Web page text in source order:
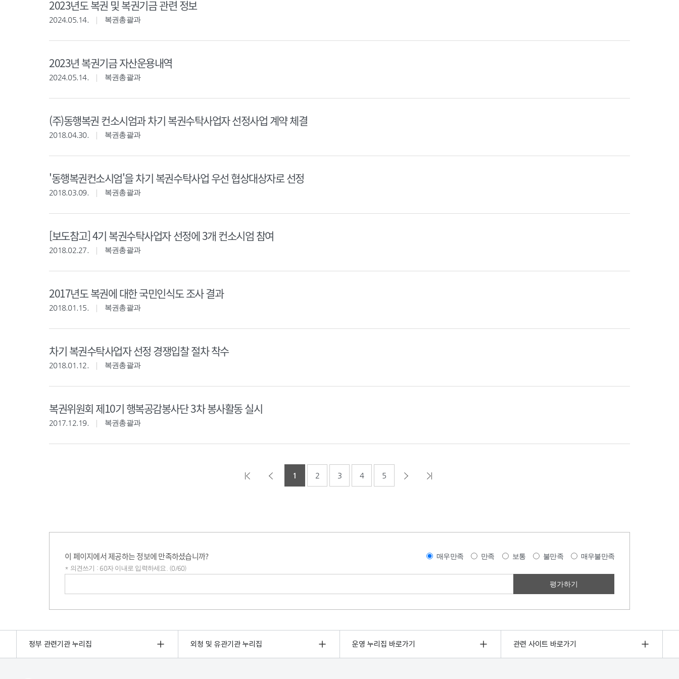
2023년도 복권 및 복권기금 관련 정보
2024.05.14. 복권총괄과
2023년 복권기금 자산운용내역
2024.05.14. 복권총괄과
(주)동행복권 컨소시엄과 차기 복권수탁사업자 선정사업 계약 체결
2018.04.30. 복권총괄과
'동행복권컨소시엄'을 차기 복권수탁사업 우선 협상대상자로 선정
2018.03.09. 복권총괄과
[보도참고] 4기 복권수탁사업자 선정에 3개 컨소시엄 참여
2018.02.27. 복권총괄과
2017년도 복권에 대한 국민인식도 조사 결과
2018.01.15. 복권총괄과
차기 복권수탁사업자 선정 경쟁입찰 절차 착수
2018.01.12. 복권총괄과
복권위원회 제10기 행복공감봉사단 3차 봉사활동 실시
2017.12.19. 복권총괄과
1 2 3 4 5
이 페이지에서 제공하는 정보에 만족하셨습니까? 매우만족 만족 보통 불만족 매우불만족
* 의견쓰기 : 60자 이내로 입력하세요. (0/60)
정부 관련기관 누리집 외청 및 유관기관 누리집 운영 누리집 바로가기 관련 사이트 바로가기